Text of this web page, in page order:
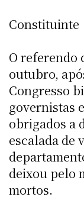
Constituinte
O referendo
outubro,
Congresso
governistas
obrigados a
escalada de
deixou pelo
mortos.